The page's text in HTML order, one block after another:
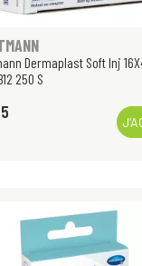
Dermaplast Soft Inj
250 S